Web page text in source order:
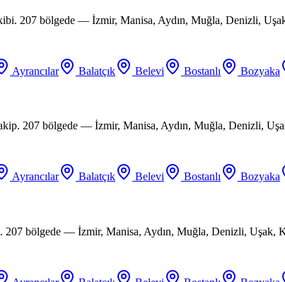
207 bölgede — İzmir, Manisa, Aydın, Muğla, Denizli,
Ayrancılar Balatçık Belevi Bostanlı Bozyaka
207 bölgede — İzmir, Manisa, Aydın, Muğla, Denizli,
Ayrancılar Balatçık Belevi Bostanlı Bozyaka
207 bölgede — İzmir, Manisa, Aydın, Muğla, Denizli, Uşak,